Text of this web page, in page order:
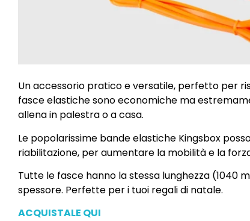
Un accessorio pratico e versatile, perfetto per
fasce elastiche sono economiche ma
allena in palestra o a casa.
Le popolarissime bande elastiche Kingsbox
riabilitazione, per aumentare la mobilità e la
Tutte le fasce hanno la stessa lunghezza (1040
spessore. Perfette per i tuoi regali di natale.
ACQUISTALE QUI